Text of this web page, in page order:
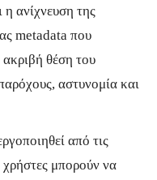
ανίχνευση της
metadata που
θέση του
αστυνομία και
από τις
χρήστες μπορούν να